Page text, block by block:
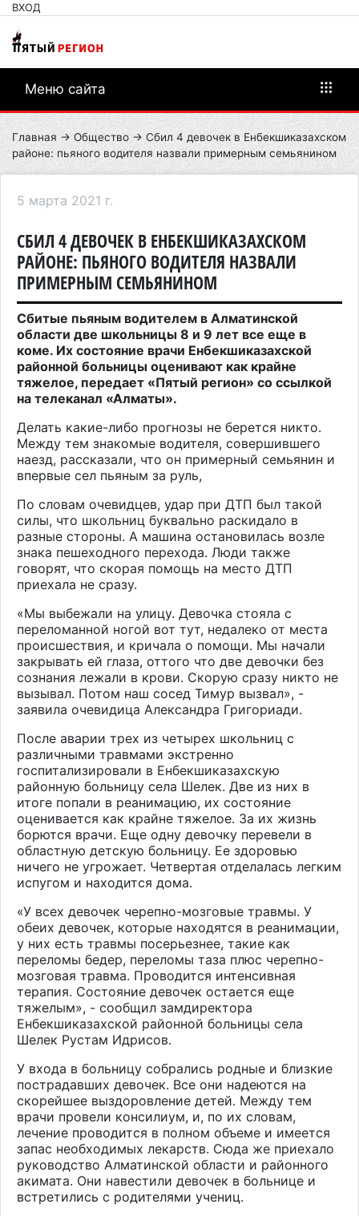
ВХОД
Меню сайта
Главная → Общество → Сбил 4 девочек в Енбекшиказахском
районе: пьяного водителя назвали примерным семьянином
5 марта 2021 г.
СБИЛ 4 ДЕВОЧЕК В ЕНБЕКШИКАЗАХСКОМ
РАЙОНЕ: ПЬЯНОГО ВОДИТЕЛЯ НАЗВАЛИ
ПРИМЕРНЫМ СЕМЬЯНИНОМ
Сбитые пьяным водителем в Алматинской
области две школьницы 8 и 9 лет все еще в
коме. Их состояние врачи Енбекшиказахской
районной больницы оценивают как крайне
тяжелое, передает «Пятый регион» со ссылкой
на телеканал «Алматы».
Делать какие-либо прогнозы не берется никто.
Между тем знакомые водителя, совершившего
наезд, рассказали, что он примерный семьянин и
впервые сел пьяным за руль,
По словам очевидцев, удар при ДТП был такой
силы, что школьниц буквально раскидало в
разные стороны. А машина остановилась возле
знака пешеходного перехода. Люди также
говорят, что скорая помощь на место ДТП
приехала не сразу.
«Мы выбежали на улицу. Девочка стояла с
переломанной ногой вот тут, недалеко от места
происшествия, и кричала о помощи. Мы начали
закрывать ей глаза, оттого что две девочки без
сознания лежали в крови. Скорую сразу никто не
вызывал. Потом наш сосед Тимур вызвал», -
заявила очевидица Александра Григориади.
После аварии трех из четырех школьниц с
различными травмами экстренно
госпитализировали в Енбекшиказахскую
районную больницу села Шелек. Две из них в
итоге попали в реанимацию, их состояние
оценивается как крайне тяжелое. За их жизнь
борются врачи. Еще одну девочку перевели в
областную детскую больницу. Ее здоровью
ничего не угрожает. Четвертая отделалась легким
испугом и находится дома.
«У всех девочек черепно-мозговые травмы. У
обеих девочек, которые находятся в реанимации,
у них есть травмы посерьезнее, такие как
переломы бедер, переломы таза плюс черепно-
мозговая травма. Проводится интенсивная
терапия. Состояние девочек остается еще
тяжелым», - сообщил замдиректора
Енбекшиказахской районной больницы села
Шелек Рустам Идрисов.
У входа в больницу собрались родные и близкие
пострадавших девочек. Все они надеются на
скорейшее выздоровление детей. Между тем
врачи провели консилиум, и, по их словам,
лечение проводится в полном объеме и имеется
запас необходимых лекарств. Сюда же приехало
руководство Алматинской области и районного
акимата. Они навестили девочек в больнице и
встретились с родителями учениц.